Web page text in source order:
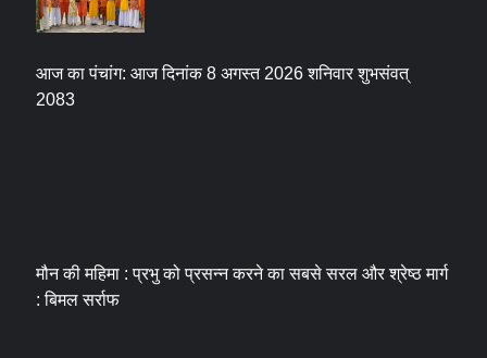
आज का पंचांग: आज दिनांक 8 अगस्त 2026 शनिवार शुभसंवत्
2083
मौन की महिमा : प्रभु को प्रसन्न करने का सबसे सरल और श्रेष्ठ मार्ग
: बिमल सर्राफ